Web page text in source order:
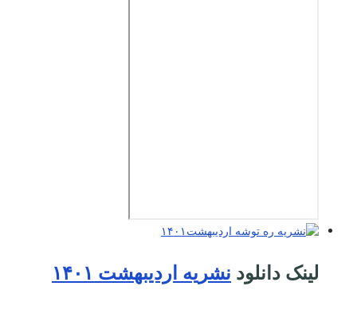
لینک دانلود نشریه اردیبهشت ۱۴۰۱